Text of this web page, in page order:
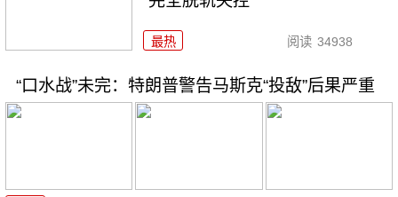
最热 阅读 34938
“口水战”未完：特朗普警告马斯克“投敌”后果严重